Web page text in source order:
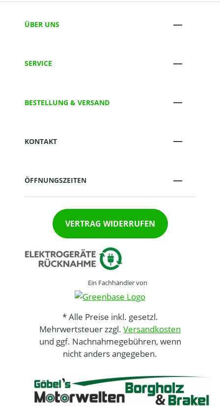
ÜBER UNS
SERVICE
BESTELLUNG & VERSAND
KONTAKT
ÖFFNUNGSZEITEN
VERTRAG WIDERRUFEN
Ein Fachhändler von
* Alle Preise inkl. gesetzl.
Mehrwertsteuer zzgl. Versandkosten
und ggf. Nachnahmegebühren, wenn
nicht anders angegeben.